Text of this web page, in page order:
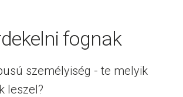
fognak
személyiség - te melyik
leszel?